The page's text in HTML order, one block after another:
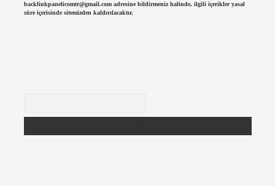
backlinkpanelicomtr@gmail.comadresine bildirmeniz halinde, ilgili içerikler yasal
süre içerisinde sitemizden kaldırılacaktır.